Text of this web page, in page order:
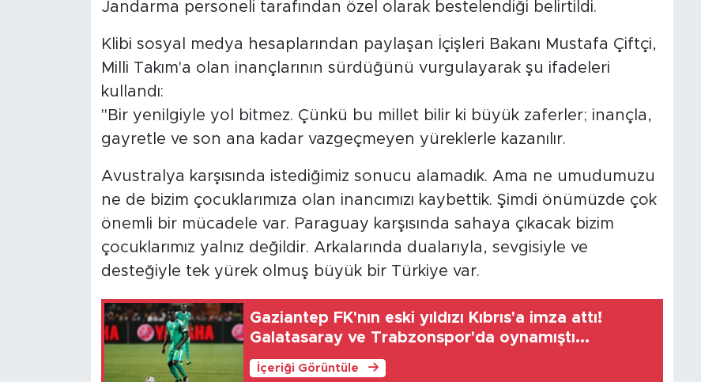
Jandarma personeli tarafından özel olarak bestelendiği belirtildi.
Klibi sosyal medya hesaplarından paylaşan İçişleri Bakanı Mustafa Çiftçi,
Milli Takım'a olan inançlarının sürdüğünü vurgulayarak şu ifadeleri
kullandı:
"Bir yenilgiyle yol bitmez. Çünkü bu millet bilir ki büyük zaferler; inançla,
gayretle ve son ana kadar vazgeçmeyen yüreklerle kazanılır.
Avustralya karşısında istediğimiz sonucu alamadık. Ama ne umudumuzu
ne de bizim çocuklarımıza olan inancımızı kaybettik. Şimdi önümüzde çok
önemli bir mücadele var. Paraguay karşısında sahaya çıkacak bizim
çocuklarımız yalnız değildir. Arkalarında dualarıyla, sevgisiyle ve
desteğiyle tek yürek olmuş büyük bir Türkiye var.
Gaziantep FK'nın eski yıldızı Kıbrıs'a imza attı!
Galatasaray ve Trabzonspor'da oynamıştı...
İçeriği Görüntüle